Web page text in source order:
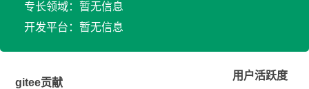
专长领域：暂无信息
开发平台：暂无信息
gitee贡献
用户活跃度